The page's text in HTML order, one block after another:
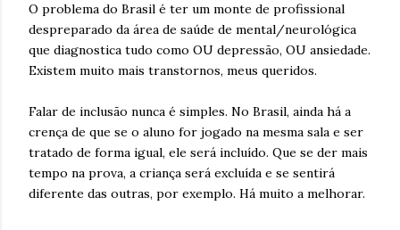
O problema do Brasil é ter um monte de profissional
despreparado da área de saúde de mental/neurológica
que diagnostica tudo como OU depressão, OU ansiedade.
Existem muito mais transtornos, meus queridos.
Falar de inclusão nunca é simples. No Brasil, ainda há a
crença de que se o aluno for jogado na mesma sala e ser
tratado de forma igual, ele será incluído. Que se der mais
tempo na prova, a criança será excluída e se sentirá
diferente das outras, por exemplo. Há muito a melhorar.